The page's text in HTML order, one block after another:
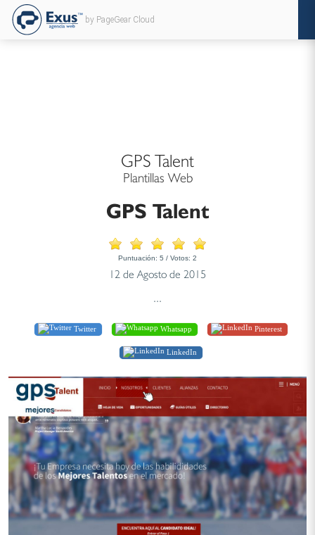
by PageGear Cloud
GPS Talent
Plantillas Web
GPS Talent
Puntuación: 5 / Votos: 2
12 de Agosto de 2015
...
Twitter Whatsapp Pinterest
LinkedIn